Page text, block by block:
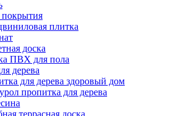
плитка
доска
ПВХ для пола
дерева
для дерева здоровый дом
пропитка для дерева
террасная доска